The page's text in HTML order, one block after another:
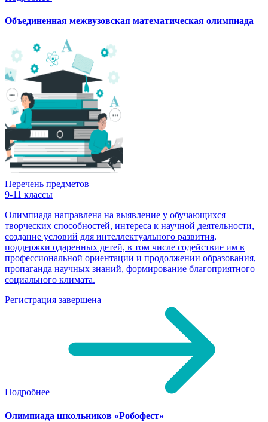
Объединенная межвузовская математическая олимпиада
Перечень предметов
9-11 классы
Олимпиада направлена на выявление у обучающихся
творческих способностей, интереса к научной деятельности,
создание условий для интеллектуального развития,
поддержки одаренных детей, в том числе содействие им в
профессиональной ориентации и продолжении образования,
пропаганда научных знаний, формирование благоприятного
социального климата.
Регистрация завершена
Подробнее
Олимпиада школьников «Робофест»